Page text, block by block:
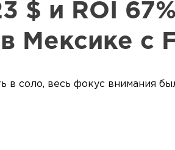
$ и ROI
Мексике с
в соло, весь фокус внимания